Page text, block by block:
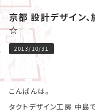
京都 設計デザイン
☆
2013/10/31
こんばんは。
タクトデザイン工房 中島で